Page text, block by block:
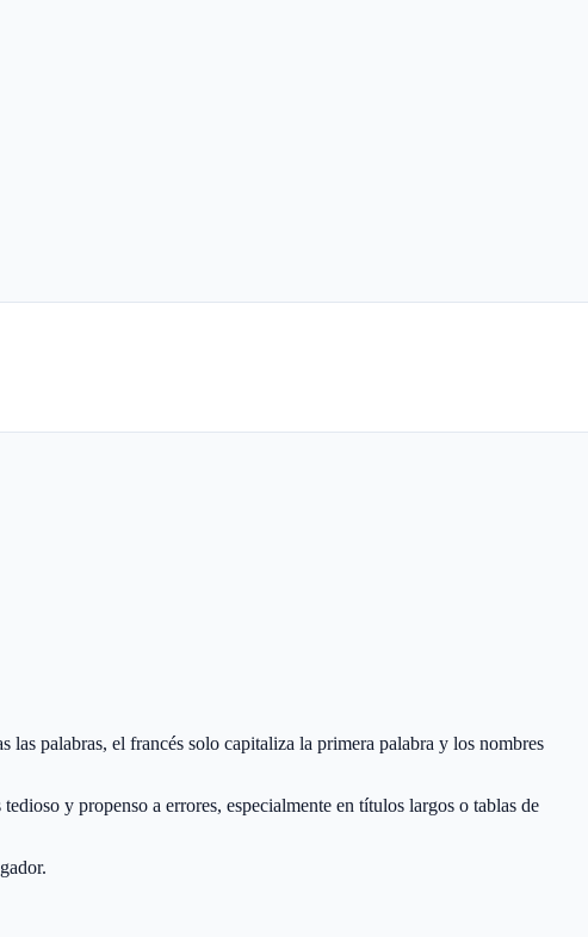
palabras, el francés solo capitaliza la primera palabra y los nombres
y propenso a errores, especialmente en títulos largos o tablas de